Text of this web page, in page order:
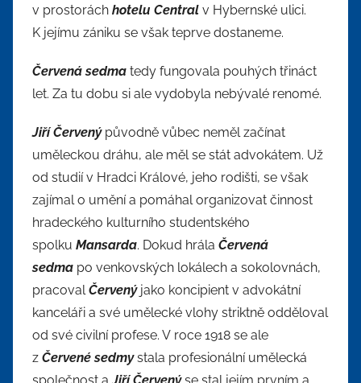
v prostorách hotelu Central v Hybernské ulici.
K jejímu zániku se však teprve dostaneme.
Červená sedma tedy fungovala pouhých třináct
let. Za tu dobu si ale vydobyla nebývalé renomé.
Jiří Červenýpůvodně vůbec neměl začínat
uměleckou dráhu, ale měl se stát advokátem. Už
od studií v Hradci Králové, jeho rodišti, se však
zajímal o umění a pomáhal organizovat činnost
hradeckého kulturního studentského
spolku Mansarda. Dokud hrála Červená
sedma po venkovských lokálech a sokolovnách,
pracovalČervenýjako koncipient v advokátní
kanceláři a své umělecké vlohy striktně odděloval
od své civilní profese. V roce 1918 se ale
z Červené sedmystala profesionální umělecká